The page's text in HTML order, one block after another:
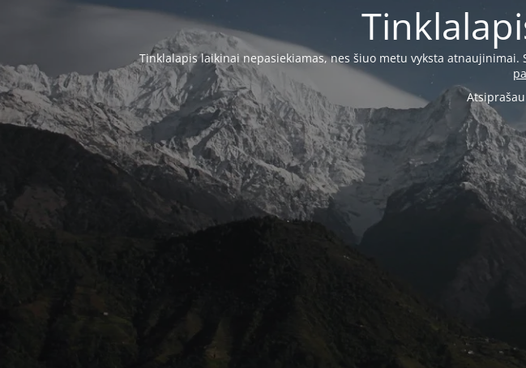
Tinklalapis laikinai nepasiekiamas, nes šiuo metu vyksta